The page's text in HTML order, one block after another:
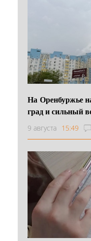
На Оренбуржье
град и сильный
9 августа 15:49